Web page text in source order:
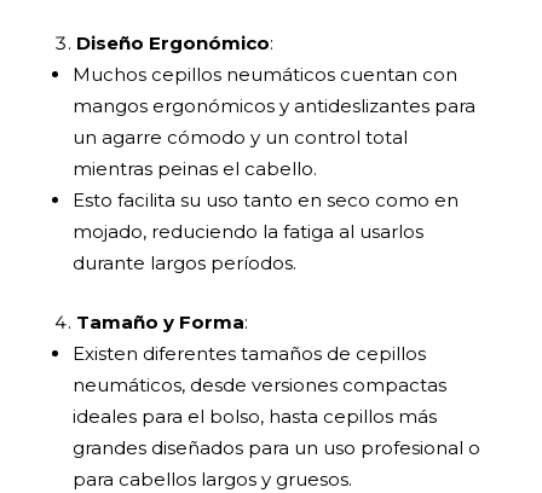
Diseño Ergonómico:
Muchos cepillos neumáticos cuentan con
mangos ergonómicos y antideslizantes para
un agarre cómodo y un control total
mientras peinas el cabello.
Esto facilita su uso tanto en seco como en
mojado, reduciendo la fatiga al usarlos
durante largos períodos.
Tamaño y Forma:
Existen diferentes tamaños de cepillos
neumáticos, desde versiones compactas
ideales para el bolso, hasta cepillos más
grandes diseñados para un uso profesional o
para cabellos largos y gruesos.